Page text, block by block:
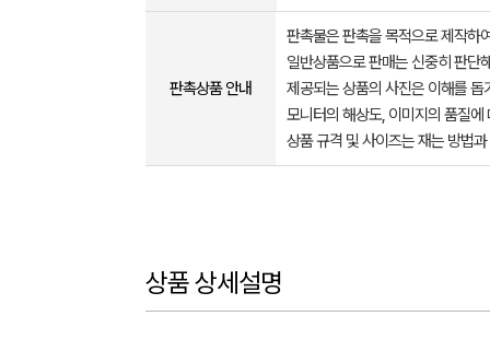
판촉상품 안내
판촉물은 판촉을 목적으로 제작하
일반상품으로 판매는 신중히 판단
제공되는 상품의 사진은 이해를
모니터의 해상도, 이미지의 품질
상품 규격 및 사이즈는 재는 방법
상품 상세설명